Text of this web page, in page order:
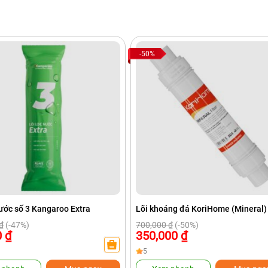
cùng đội ngũ kỹ thuật tay nghề cao, chắc chắn sẽ làm
cũng như dịch vụ CHUYÊN NGHIỆP!
số 3 Kangaroo Extra
₫
(-47%)
-50%
Lõi khoáng đá KoriHome (Mineral)
350,000 ₫
700,000₫(-50%)
5